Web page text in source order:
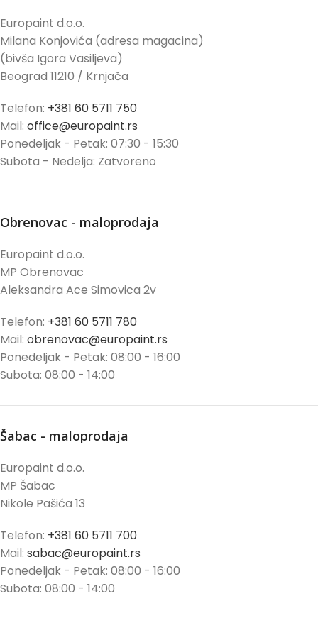
Europaint d.o.o.
Milana Konjovića (adresa magacina)
(bivša Igora Vasiljeva)
Beograd 11210 / Krnjača
Telefon: +381 60 5711 750
Mail: office@europaint.rs
Ponedeljak - Petak: 07:30 - 15:30
Subota - Nedelja: Zatvoreno
Obrenovac - maloprodaja
Europaint d.o.o.
MP Obrenovac
Aleksandra Ace Simovica 2v
Telefon: +381 60 5711 780
Mail: obrenovac@europaint.rs
Ponedeljak - Petak: 08:00 - 16:00
Subota: 08:00 - 14:00
Šabac - maloprodaja
Europaint d.o.o.
MP Šabac
Nikole Pašića 13
Telefon: +381 60 5711 700
Mail: sabac@europaint.rs
Ponedeljak - Petak: 08:00 - 16:00
Subota: 08:00 - 14:00